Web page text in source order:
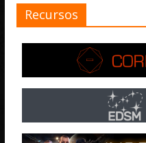
Recursos